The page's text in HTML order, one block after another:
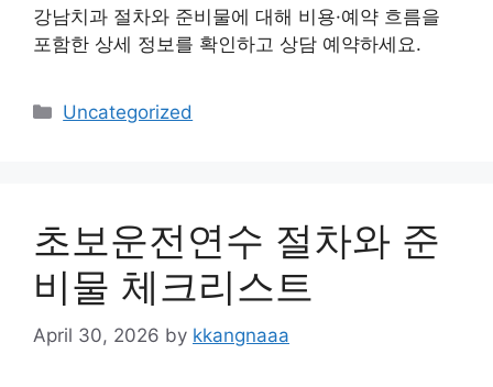
강남치과 절차와 준비물에 대해 비용·예약 흐름을
포함한 상세 정보를 확인하고 상담 예약하세요.
Categories
Uncategorized
초보운전연수 절차와 준
비물 체크리스트
April 30, 2026 by kkangnaaa